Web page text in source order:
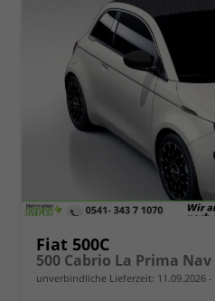
Fiat 500C
unverbindliche Lieferzeit: 11.09.2026